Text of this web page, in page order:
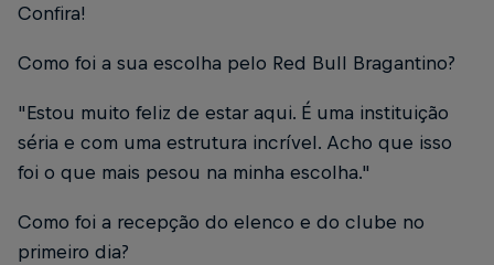
Confira!
Como foi a sua escolha pelo Red Bull Bragantino?
"Estou muito feliz de estar aqui. É uma instituição
séria e com uma estrutura incrível. Acho que isso
foi o que mais pesou na minha escolha."
Como foi a recepção do elenco e do clube no
primeiro dia?